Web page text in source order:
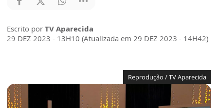
Escrito por TV Aparecida
29 DEZ 2023 - 13H10 (Atualizada em 29 DEZ 2023 - 14H42)
Reprodução / TV Aparecida